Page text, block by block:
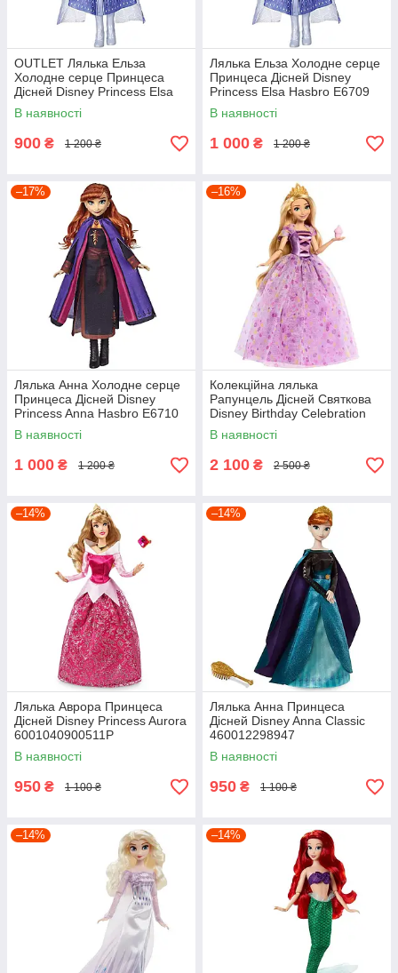
OUTLET Лялька Ельза
Холодне серце Принцеса
Дісней Disney Princess Elsa
Hasbro E6709 Пошкоджено
коробку
В наявності
900 ₴ 1 200 ₴
Лялька Ельза Холодне серце
Принцеса Дісней Disney
Princess Elsa Hasbro E6709
В наявності
1 000 ₴ 1 200 ₴
–17%
Лялька Анна Холодне серце
Принцеса Дісней Disney
Princess Anna Hasbro E6710
В наявності
1 000 ₴ 1 200 ₴
–16%
Колекційна лялька
Рапунцель Дісней Святкова
Disney Birthday Celebration
Rapunzel HYC38
В наявності
2 100 ₴ 2 500 ₴
–14%
Лялька Аврора Принцеса
Дісней Disney Princess Aurora
6001040900511P
В наявності
950 ₴ 1 100 ₴
–14%
Лялька Анна Принцеса
Дісней Disney Anna Classic
460012298947
В наявності
950 ₴ 1 100 ₴
–14% –14%